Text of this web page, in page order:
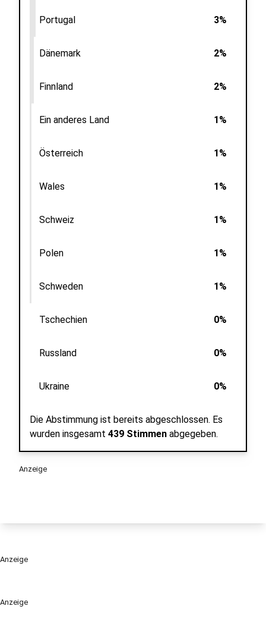
Anzeige
Portugal 3%
Dänemark 2%
Finnland 2%
Ein anderes Land 1%
Österreich 1%
Wales 1%
Schweiz 1%
Polen 1%
Schweden 1%
Tschechien 0%
Russland 0%
Ukraine 0%
Die Abstimmung ist bereits abgeschlossen. Es
wurden insgesamt 439 Stimmen abgegeben.
Anzeige
Anzeige